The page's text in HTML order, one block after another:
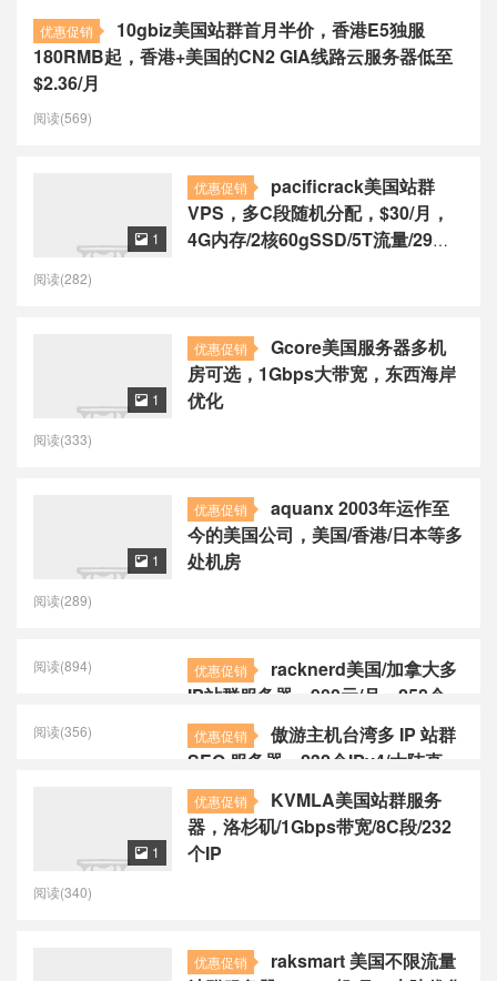
优惠促销
10gbiz美国站群首月半价，香港E5独服
180RMB起，香港+美国的CN2 GIA线路云服务器低至
$2.36/月
阅读(569)
优惠促销
pacificrack美国站群
VPS，多C段随机分配，$30/月，
4G内存/2核60gSSD/5T流量/29个
 1
阅读(282)
优惠促销
Gcore美国服务器多机
房可选，1Gbps大带宽，东西海岸
优化
 1
阅读(333)
优惠促销
aquanx 2003年运作至
今的美国公司，美国/香港/日本等多
处机房
 1
阅读(289)
优惠促销
racknerd美国/加拿大多
IP站群服务器，900元/月，258个
IPv4/E3-1240v3/16GB 内
存/500GB SSD/30TB流量
阅读(894)
优惠促销
傲游主机台湾多 IP 站群
SEO 服务器，232个IPv4/大陆直
连/不限制流量
阅读(356)
优惠促销
KVMLA美国站群服务
器，洛杉矶/1Gbps带宽/8C段/232
个IP
 1
阅读(340)
优惠促销
raksmart 美国不限流量